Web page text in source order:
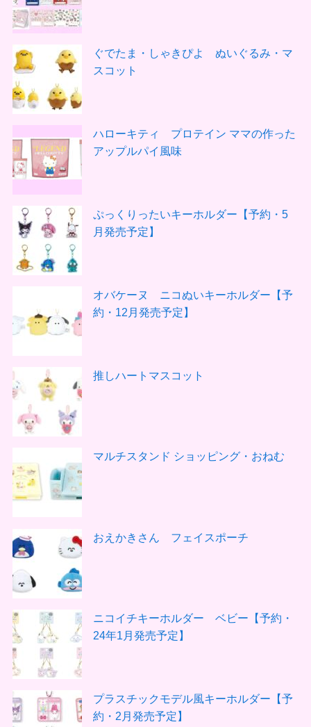
ぐでたま・しゃきぴよ ぬいぐるみ・マ
スコット
ハローキティ プロテイン ママの作った
アップルパイ風味
ぷっくりったいキーホルダー【予約・5
月発売予定】
オバケーヌ ニコぬいキーホルダー【予
約・12月発売予定】
推しハートマスコット
マルチスタンド ショッピング・おねむ
おえかきさん フェイスポーチ
ニコイチキーホルダー ベビー【予約・
24年1月発売予定】
プラスチックモデル風キーホルダー【予
約・2月発売予定】